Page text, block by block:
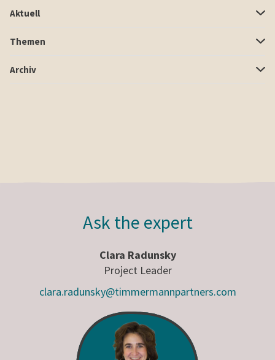
Aktuell
Themen
Archiv
Ask the expert
Clara Radunsky
Project Leader
clara.radunsky@timmermannpartners.com